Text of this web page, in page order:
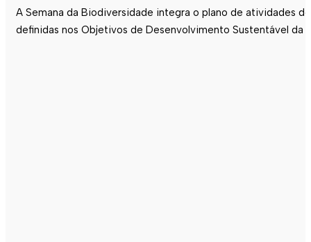
A Semana da Biodiversidade integra o plano de atividades
definidas nos Objetivos de Desenvolvimento Sustentável da